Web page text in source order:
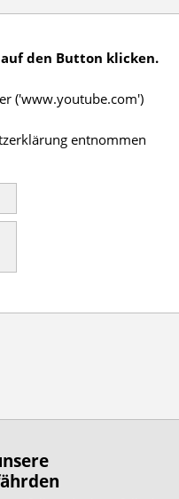
den Button klicken.
('www.youtube.com')
entnommen